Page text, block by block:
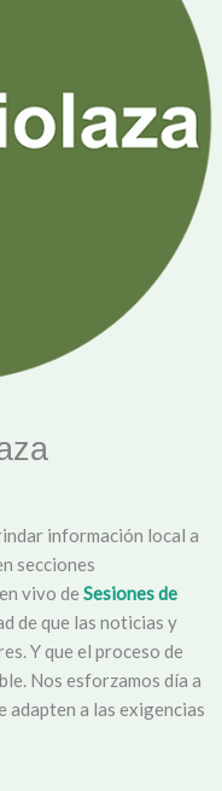
información local a
secciones
vivo de Sesiones de
de que las noticias y
Y que el proceso de
Nos esforzamos día a
adapten a las exigencias